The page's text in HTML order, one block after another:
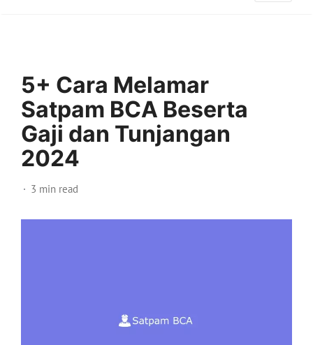
5+ Cara Melamar
Satpam BCA Beserta
Gaji dan Tunjangan
2024
3 min read